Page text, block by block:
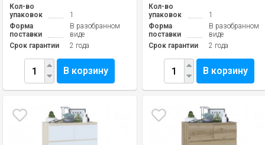
Кол-во
упаковок
1
Форма
поставки
В разобранном
виде
Срок гарантии
2 года
В корзину
Кол-во
упаковок
1
Форма
поставки
В разобранном
виде
Срок гарантии
2 года
В корзину